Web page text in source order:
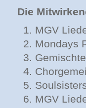
Die
MGV
Mondays
MGV